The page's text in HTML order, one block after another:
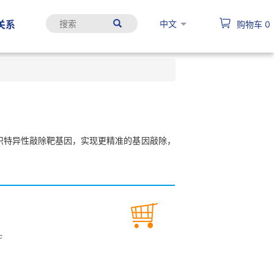
系 中文 购物车 0
异性敲除靶基因，实现更精准的基因敲除，